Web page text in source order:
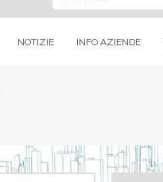
NOTIZIE INFO AZIENDE